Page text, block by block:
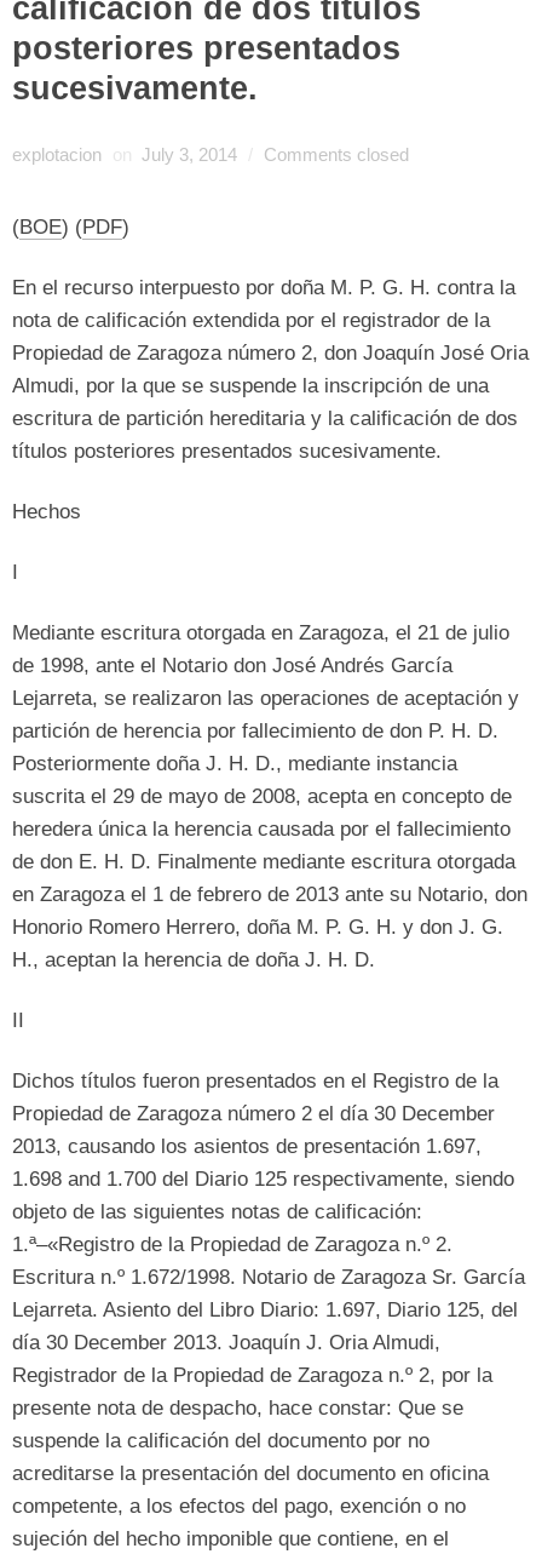
calificación de dos títulos
posteriores presentados
sucesivamente.
explotacion on July 3, 2014 / Comments closed
(BOE) (PDF)
En el recurso interpuesto por doña M. P. G. H. contra la
nota de calificación extendida por el registrador de la
Propiedad de Zaragoza número 2, don Joaquín José Oria
Almudi, por la que se suspende la inscripción de una
escritura de partición hereditaria y la calificación de dos
títulos posteriores presentados sucesivamente.
Hechos
I
Mediante escritura otorgada en Zaragoza, el 21 de julio
de 1998, ante el Notario don José Andrés García
Lejarreta, se realizaron las operaciones de aceptación y
partición de herencia por fallecimiento de don P. H. D.
Posteriormente doña J. H. D., mediante instancia
suscrita el 29 de mayo de 2008, acepta en concepto de
heredera única la herencia causada por el fallecimiento
de don E. H. D. Finalmente mediante escritura otorgada
en Zaragoza el 1 de febrero de 2013 ante su Notario, don
Honorio Romero Herrero, doña M. P. G. H. y don J. G.
H., aceptan la herencia de doña J. H. D.
II
Dichos títulos fueron presentados en el Registro de la
Propiedad de Zaragoza número 2 el día30 December
2013, causando los asientos de presentación 1.697,
1.698 and 1.700 del Diario 125 respectivamente, siendo
objeto de las siguientes notas de calificación:
1.ª–«Registro de la Propiedad de Zaragoza n.º 2.
Escritura n.º 1.672/1998. Notario de Zaragoza Sr. García
Lejarreta. Asiento del Libro Diario: 1.697, Diario 125, del
día30 December 2013. Joaquín J. Oria Almudi,
Registrador de la Propiedad de Zaragoza n.º 2, por la
presente nota de despacho, hace constar: Que se
suspende la calificación del documento por no
acreditarse la presentación del documento en oficina
competente, a los efectos del pago, exención o no
sujeción del hecho imponible que contiene, en el